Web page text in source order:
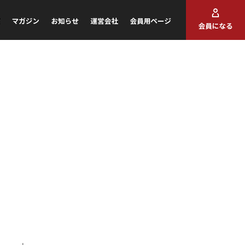
マガジン お知らせ 運営会社 会員用ページ
会員になる